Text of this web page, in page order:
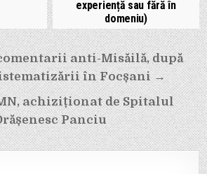
experiență sau fără în
domeniu)
anti-Misăilă, după
în Focșani →
achiziționat de Spitalul
Panciu